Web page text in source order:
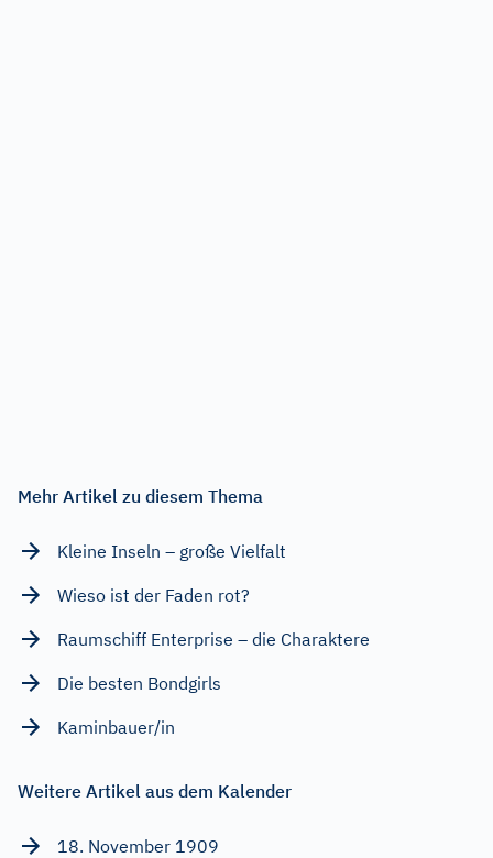
Mehr Artikel zu diesem Thema
Kleine Inseln – große Vielfalt
Wieso ist der Faden rot?
Raumschiff Enterprise – die Charaktere
Die besten Bondgirls
Kaminbauer/in
Weitere Artikel aus dem Kalender
18. November 1909